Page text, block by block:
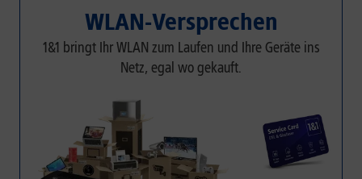
WLAN-Versprechen
1&1 bringt Ihr WLAN zum Laufen und Ihre Geräte ins
Netz, egal wo gekauft.